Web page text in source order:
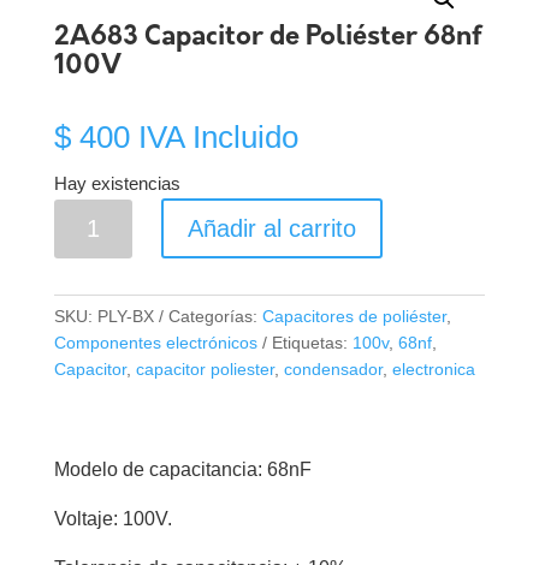
2A683 Capacitor de Poliéster 68nf
100V
$400 IVA Incluido
Hay existencias
Capacitor
68nf
100V
Añadir al carrito
SKU: PLY-BX Categorías: Capacitores de poliéster,
Componentes electrónicos
Etiquetas: 100v, 68nf,
Capacitor, capacitor poliester, condensador, electronica
Modelo de capacitancia: 68nF
Voltaje: 100V.